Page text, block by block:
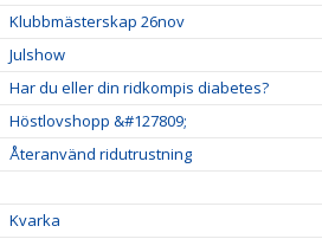
Klubbmästerskap 26nov
Julshow
Har du eller din ridkompis diabetes?
Höstlovshopp &#127809;
Återanvänd ridutrustning
Kvarka